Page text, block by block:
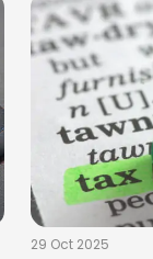
29 Oct 2025